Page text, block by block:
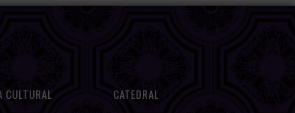
CATEDRAL